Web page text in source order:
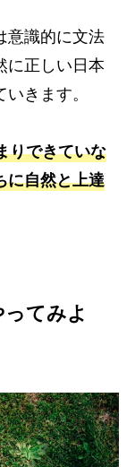
意識的に文法
に正しい日本
きます。
りできていな
に自然と上達
てみよ